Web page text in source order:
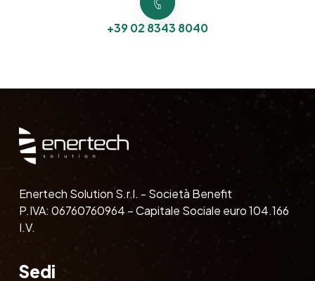
+39 02 8343 8040
Enertech Solution S.r.l. - Società Benefit
P.IVA: 06760760964 – Capitale Sociale euro 104.166
I.V.
Sedi